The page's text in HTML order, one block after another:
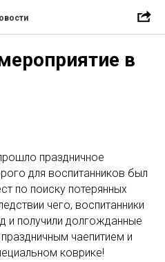
в
праздничное
для воспитанников был
по поиску потерянных
чего, воспитанники
и получили долгожданные
чаепитием и
коврике!